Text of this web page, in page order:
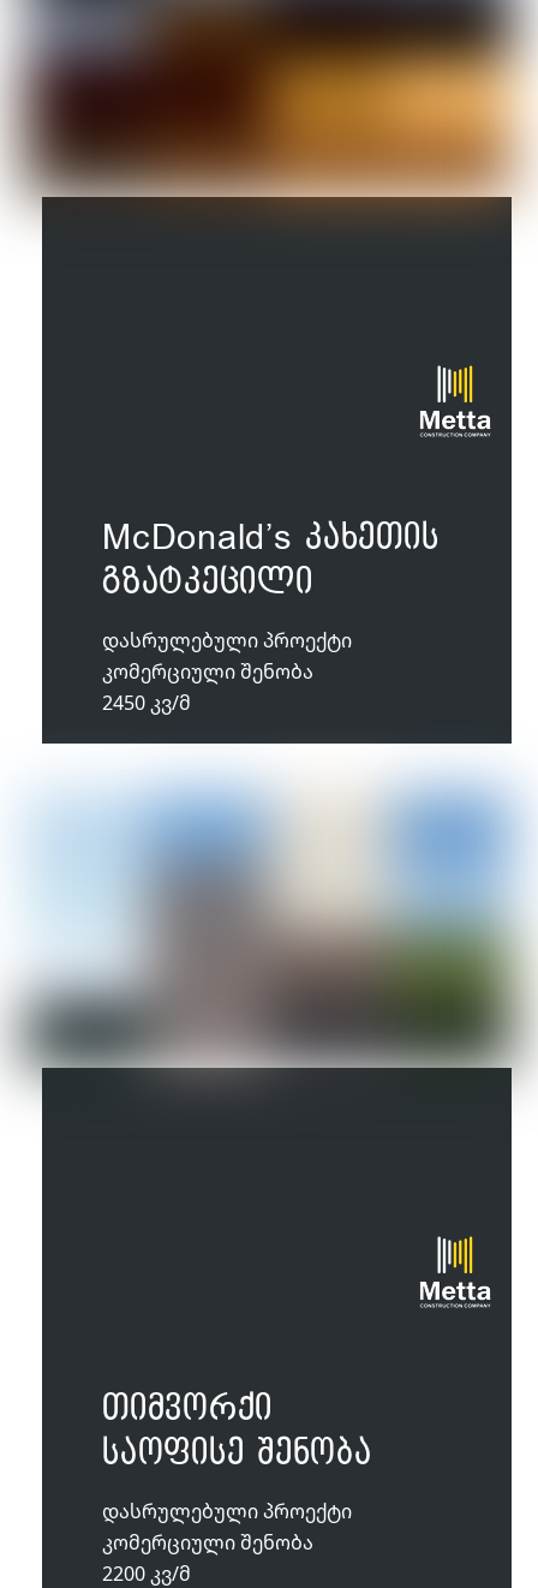
McDonald’s კახეთის
გზატკეცილი
დასრულებული პროექტი
კომერციული შენობა
2450 კვ/მ
თიმვორქი
საოფისე შენობა
დასრულებული პროექტი
კომერციული შენობა
2200 კვ/მ